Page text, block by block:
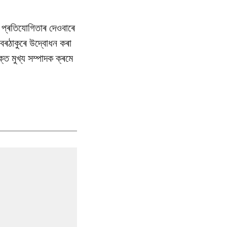
দেওবাৰে
উদ্বোধন কৰা
মুখ্য সম্পাদক ক্ৰমে